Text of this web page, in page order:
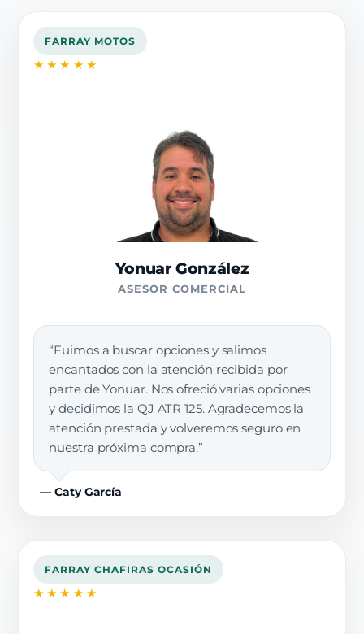
FARRAY MOTOS
★★★★★
Yonuar González
ASESOR COMERCIAL
“Fuimos a buscar opciones y salimos
encantados con la atención recibida por
parte de Yonuar. Nos ofreció varias opciones
y decidimos la QJ ATR 125. Agradecemos la
atención prestada y volveremos seguro en
nuestra próxima compra.”
— Caty García
FARRAY CHAFIRAS OCASIÓN
★★★★★